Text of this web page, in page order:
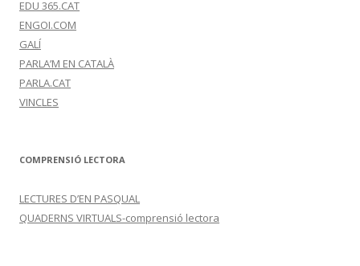
EDU 365.CAT
ENGOI.COM
GALÍ
PARLA’M EN CATALÀ
PARLA.CAT
VINCLES
COMPRENSIÓ LECTORA
LECTURES D’EN PASQUAL
QUADERNS VIRTUALS-comprensió lectora